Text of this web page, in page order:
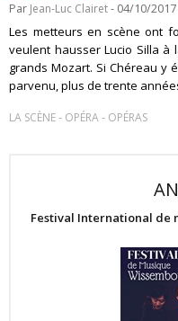
Par Jean-Luc Clairet- 04/10/2017
Les metteurs en scène ont
veulent hausser Lucio Silla à
grands Mozart. Si Chéreau y
parvenu, plus de trente
LA SCÈNE- OPÉRA- OPÉRAS
Festival International de